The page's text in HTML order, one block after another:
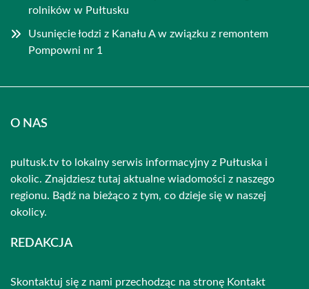
rolników w Pułtusku
Usunięcie łodzi z Kanału A w związku z remontem
Pompowni nr 1
O NAS
pultusk.tv to lokalny serwis informacyjny z Pułtuska i
okolic. Znajdziesz tutaj aktualne wiadomości z naszego
regionu. Bądź na bieżąco z tym, co dzieje się w naszej
okolicy.
REDAKCJA
Skontaktuj się z nami przechodząc na stronę Kontakt